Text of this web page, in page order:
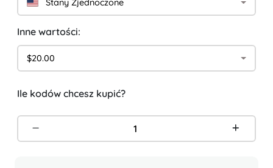
Stany Zjednoczone
Inne wartości:
$20.00
Ile kodów chcesz kupić?